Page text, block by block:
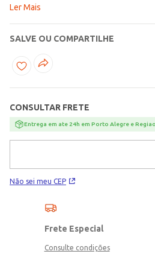
e reguláveis e fechamento posterior
roupas e forma um desenho mais
diferencial, as peças contam com
seu design. Esse conjunto é ideal para
Ler Mais
SALVE OU COMPARTILHE
CONSULTAR FRETE
Entrega em ate 24h em Porto Alegre e
Não sei meu CEP
Frete Especial
Consulte condições